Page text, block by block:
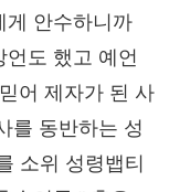
게 안수하니까
도 했고 예언
어 제자가 된 사
를 동반하는 성
소위 성령뱁티